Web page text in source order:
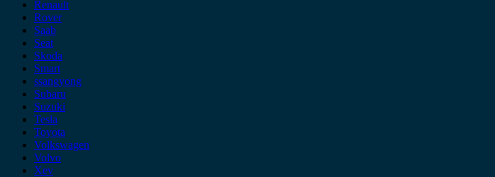
Renault
Rover
Saab
Seat
Skoda
Smart
ssangyong
Subaru
Suzuki
Tesla
Toyota
Volkswagen
Volvo
Xev